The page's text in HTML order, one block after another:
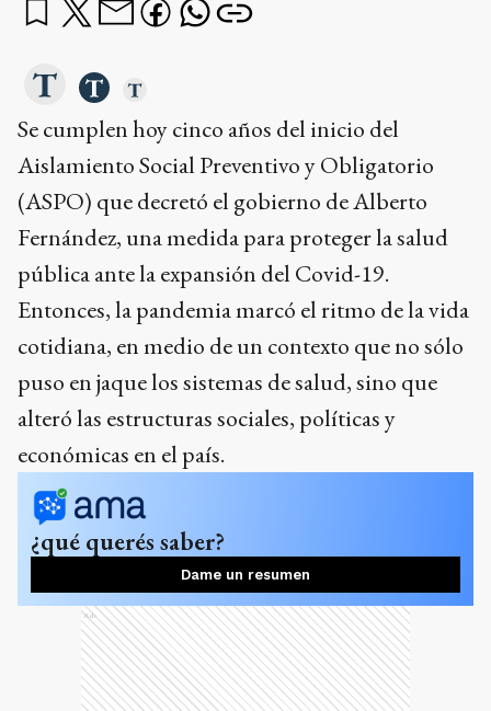
Se cumplen hoy cinco años del inicio del
Aislamiento Social Preventivo y Obligatorio
(ASPO) que decretó el gobierno de Alberto
Fernández, una medida para proteger la salud
pública ante la expansión del Covid-19.
Entonces, la pandemia marcó el ritmo de la vida
cotidiana, en medio de un contexto que no sólo
puso en jaque los sistemas de salud, sino que
alteró las estructuras sociales, políticas y
económicas en el país.
¿qué querés saber?
Dame un resumen
Ads